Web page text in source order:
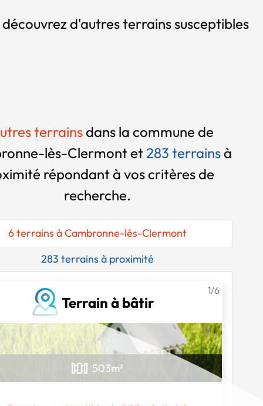
d'autres terrains susceptibles
terrainsdans la commune de
lès-Clermont et283 terrainsà
répondant à vos critères de
recherche.
6 terrains à Cambronne-lès-Clermont
283 terrains à proximité
Terrain à bâtir
1/6
503m²